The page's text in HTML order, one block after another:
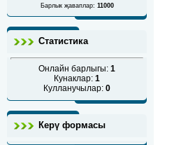
Барлык җаваплар: 11000
Статистика
Онлайн барлыгы: 1
Кунаклар: 1
Кулланучылар: 0
Керү формасы